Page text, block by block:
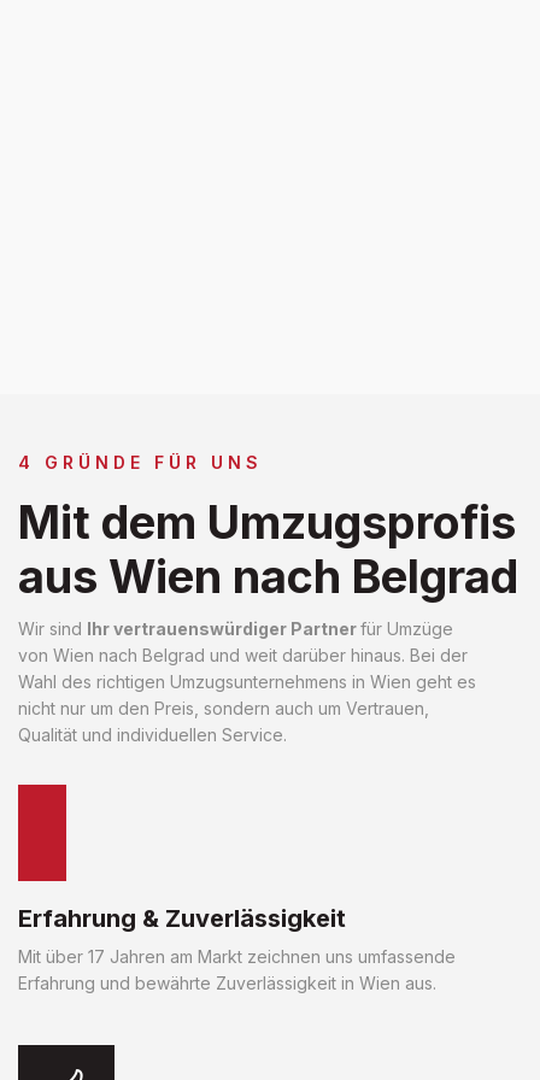
4 GRÜNDE FÜR UNS
Mit dem Umzugsprofis
aus Wien nach Belgrad
Wir sind Ihr vertrauenswürdiger Partnerfür Umzüge
von Wien nach Belgrad und weit darüber hinaus. Bei der
Wahl des richtigen Umzugsunternehmens in Wien geht es
nicht nur um den Preis, sondern auch um Vertrauen,
Qualität und individuellen Service.
Erfahrung & Zuverlässigkeit
Mit über 17 Jahren am Markt zeichnen uns umfassende
Erfahrung und bewährte Zuverlässigkeit in Wien aus.